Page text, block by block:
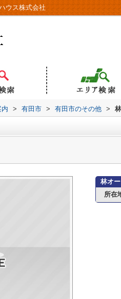
ウス株式会社
内 > 有田市 > 有田市のその他 >
林オ
所在